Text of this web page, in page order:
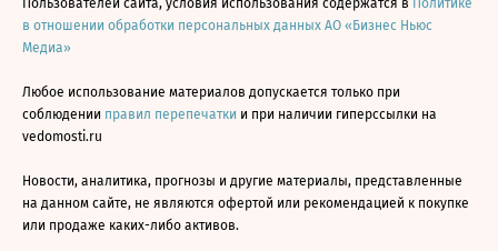
Пользователей сайта, условия использования содержатся в Политике
в отношении обработки персональных данных АО «Бизнес Ньюс
Медиа»
Любое использование материалов допускается только при
соблюдении правил перепечатки и при наличии гиперссылки на
vedomosti.ru
Новости, аналитика, прогнозы и другие материалы, представленные
на данном сайте, не являются офертой или рекомендацией к покупке
или продаже каких-либо активов.